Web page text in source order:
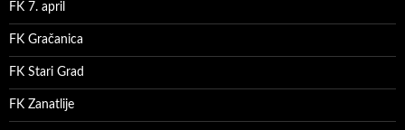
FK 7. april
FK Gračanica
FK Stari Grad
FK Zanatlije